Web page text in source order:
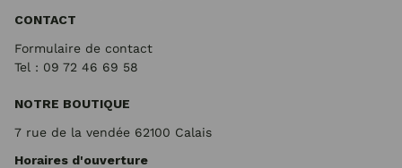
CONTACT
Formulaire de contact
Tel : 09 72 46 69 58
NOTRE BOUTIQUE
7 rue de la vendée 62100 Calais
Horaires d'ouverture